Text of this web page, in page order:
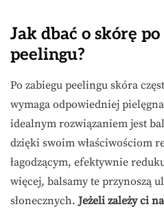
Jak dbać o skórę
peelingu?
Po zabiegu peelingu skóra
wymaga odpowiedniej
idealnym rozwiązaniem jest
dzięki swoim właściwościom
łagodzącym, efektywnie
więcej, balsamy te przynoszą
słonecznych.Jeżeli zależy ci